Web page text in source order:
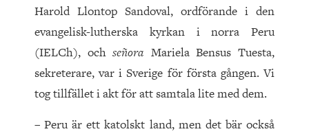
Harold Llontop Sandoval, ordförande i den
evangelisk-lutherska kyrkan i norra Peru
(IELCh), ochseñora Mariela Bensus Tuesta,
sekreterare, var i Sverige för första gången. Vi
tog tillfället i akt för att samtala lite med dem.
– Peru är ett katolskt land, men det bär också